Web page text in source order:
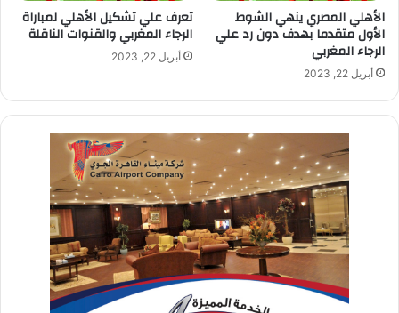
الأهلي المصري ينهي الشوط
الأول متقدما بهدف دون رد علي
الرجاء المغربي
أبريل 22, 2023
تعرف علي تشكيل الأهلي لمباراة
الرجاء المغربي والقنوات الناقلة
أبريل 22, 2023